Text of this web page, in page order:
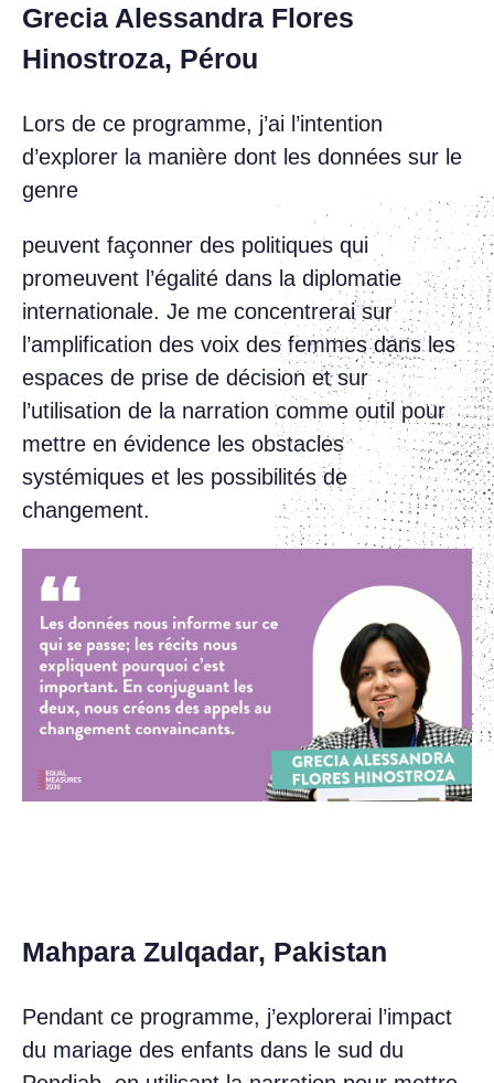
Grecia Alessandra Flores
Hinostroza, Pérou
Lors de ce programme, j’ai l’intention
d’explorer la manière dont les données sur le
genre
peuvent façonner des politiques qui
promeuvent l’égalité dans la diplomatie
internationale. Je me concentrerai sur
l’amplification des voix des femmes dans les
espaces de prise de décision et sur
l’utilisation de la narration comme outil pour
mettre en évidence les obstacles
systémiques et les possibilités de
changement.
Mahpara Zulqadar, Pakistan
Pendant ce programme, j’explorerai l’impact
du mariage des enfants dans le sud du